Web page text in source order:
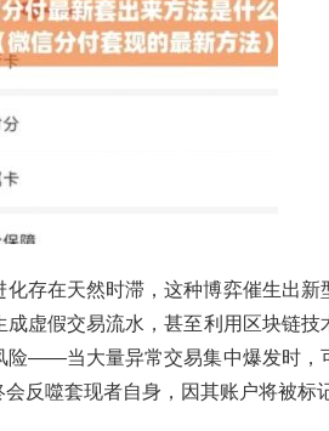
存在天然时滞，这种博弈催生出新
虚假交易流水，甚至利用区块链
险——当大量异常交易集中爆发时，
反噬套现者自身，因其账户将被标